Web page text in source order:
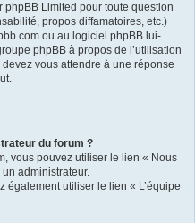
phpBB Limited pour toute question
propos diffamatoires, etc.)
ou au logiciel phpBB lui-
phpBB à propos de l’utilisation
vous attendre à une réponse
du forum ?
vous pouvez utiliser le lien « Nous
administrateur.
également utiliser le lien « L’équipe